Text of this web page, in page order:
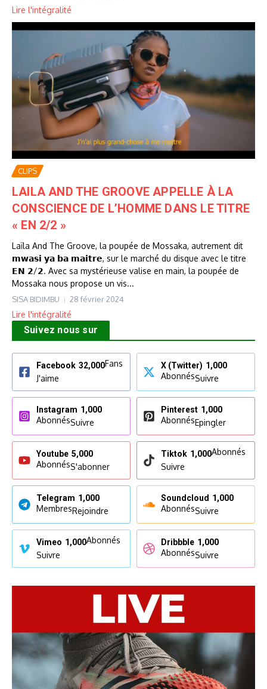
Lire l'intégralité
CLIPS
LAILA AND THE GROOVE APPELLE À LA
CONSCIENCE DE L’HOMME DANS LE TITRE
« EN 2/2 »
Laïla And The Groove, la poupée de Mossaka, autrement dit
𝗺𝘄𝗮𝘀𝗶 𝘆𝗮 𝗯𝗮 𝗺𝗮𝗶𝘁𝗿𝗲, sur le marché du disque avec le titre
𝗘𝗡 𝟮/𝟮. Avec sa mystérieuse valise en main, la poupée de
Mossaka nous propose un vis...
SISA BIDIMBU 28 février 2024
Lire l'intégralité
Suivez nous sur
Facebook 32,000Fans
J'aime
X (Twitter) 1,000
AbonnésSuivre
Instagram 1,000
AbonnésSuivre
Pinterest 1,000
AbonnésEpingler
Youtube 5,000
AbonnésS'abonner
Tiktok 1,000Abonnés
Suivre
Telegram 1,000
MembresRejoindre
Soundcloud 1,000
AbonnésSuivre
Vimeo 1,000Abonnés
Suivre
Dribbble 1,000
AbonnésSuivre